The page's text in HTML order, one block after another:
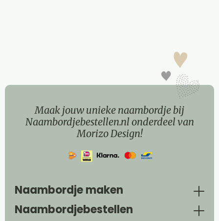
Maak jouw unieke naambordje bij
Naambordjebestellen.nl onderdeel van
Morizo Design!
Naambordje maken
Naambordjebestellen